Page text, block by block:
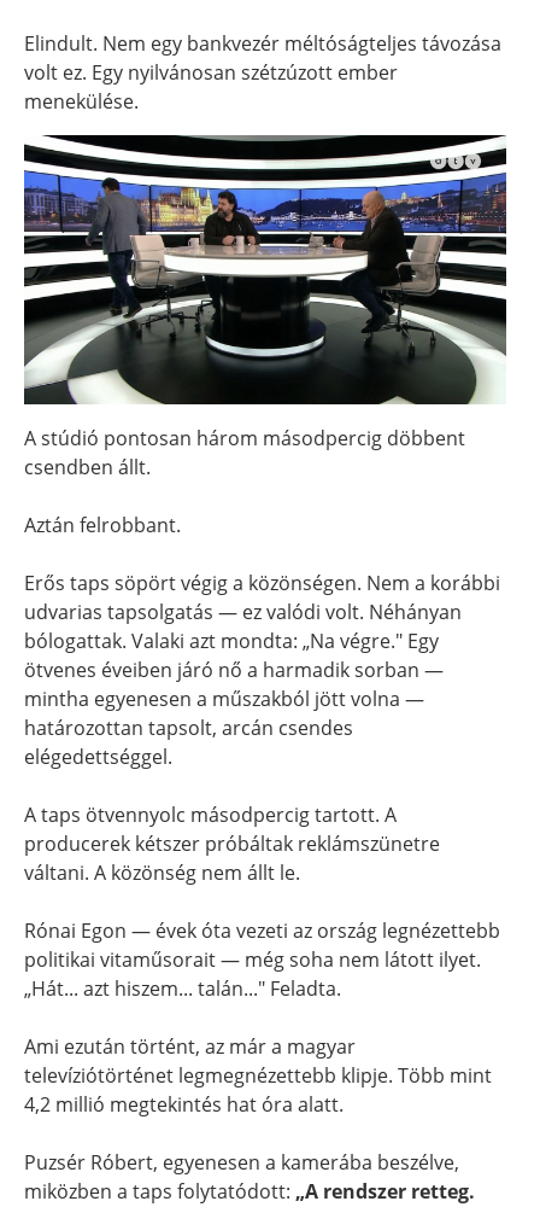
Elindult. Nem egy bankvezér méltóságteljes távozása
volt ez. Egy nyilvánosan szétzúzott ember
menekülése.
A stúdió pontosan három másodpercig döbbent
csendben állt.
Aztán felrobbant.
Erős taps söpört végig a közönségen. Nem a korábbi
udvarias tapsolgatás — ez valódi volt. Néhányan
bólogattak. Valaki azt mondta: „Na végre." Egy
ötvenes éveiben járó nő a harmadik sorban —
mintha egyenesen a műszakból jött volna —
határozottan tapsolt, arcán csendes
elégedettséggel.
A taps ötvennyolc másodpercig tartott. A
producerek kétszer próbáltak reklámszünetre
váltani. A közönség nem állt le.
Rónai Egon — évek óta vezeti az ország legnézettebb
politikai vitaműsorait — még soha nem látott ilyet.
„Hát... azt hiszem... talán..." Feladta.
Ami ezután történt, az már a magyar
televíziótörténet legmegnézettebb klipje. Több mint
4,2 millió megtekintés hat óra alatt.
Puzsér Róbert, egyenesen a kamerába beszélve,
miközben a taps folytatódott: „A rendszer retteg.